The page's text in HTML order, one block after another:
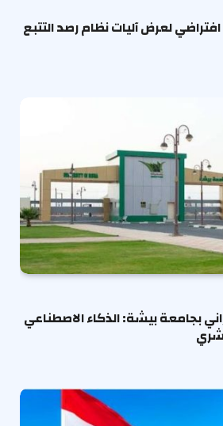
لعرض آليات نظام رصد التتبع
بجامعة بيشة: الذكاء الاصطناعي